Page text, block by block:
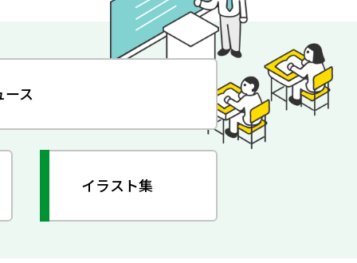
ース
イラスト集